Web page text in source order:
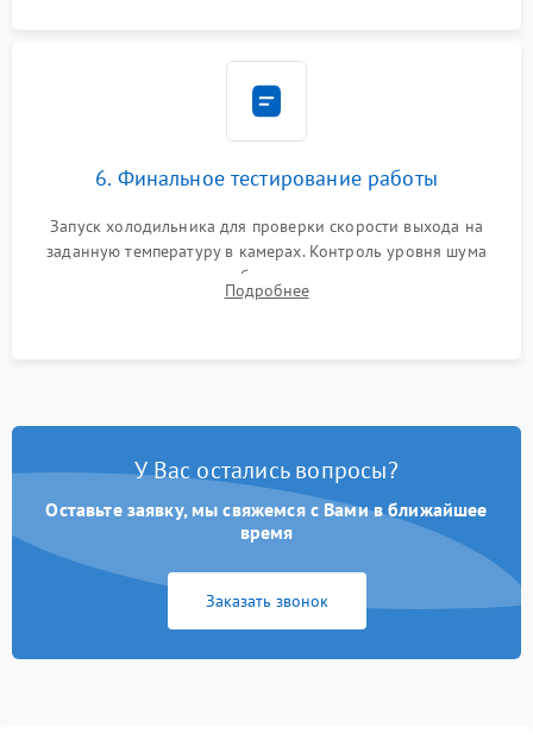
6. Финальное тестирование работы
Запуск холодильника для проверки скорости выхода на
заданную температуру в камерах. Контроль уровня шума
компрессора, отсутствия обмерзания стенок и корректного
срабатывания системы автоматической оттайки.
Подробнее
У Вас остались вопросы?
Оставьте заявку, мы свяжемся с Вами в ближайшее
время
Заказать звонок